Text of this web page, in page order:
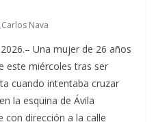
Carlos Nava
Una mujer de 26 años
este miércoles tras ser
cuando intentaba cruzar
la esquina de Ávila
con dirección a la calle